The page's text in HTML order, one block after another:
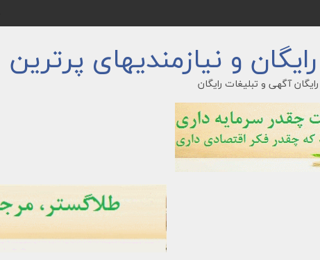
و نیازمندیهای پرترین
آگهی و تبلیغات رایگان